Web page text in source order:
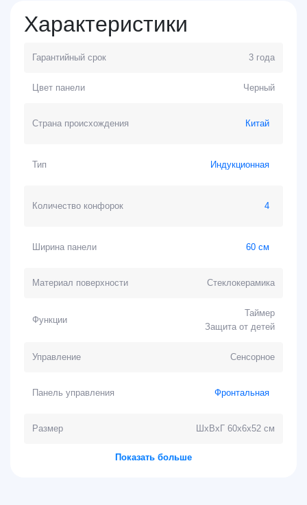
Характеристики
Гарантийный срок 3 года
Цвет панели Черный
Страна происхождения Китай
Тип Индукционная
Количество конфорок 4
Ширина панели 60 см
Материал поверхности Стеклокерамика
Функции
Таймер
Защита от детей
Управление Сенсорное
Панель управления Фронтальная
Размер ШхВхГ 60х6х52 см
Показать больше